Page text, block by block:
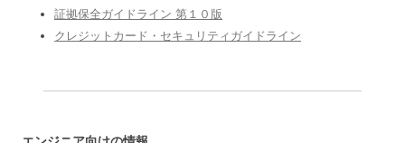
証拠保全ガイドライン 第１０版
クレジットカード・セキュリティガイドライン